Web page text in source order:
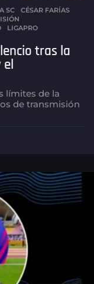
SC ,CÉSAR FARÍAS
,LIGAPRO
tras la
el
límites de la
de transmisión